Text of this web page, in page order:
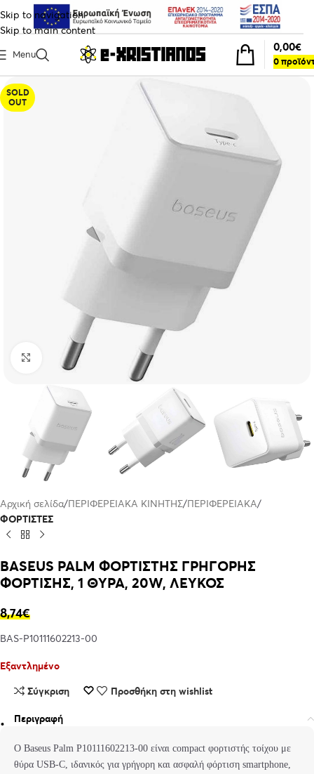
Skip to navigation
Skip to main content
Menu
0
0,00€
SOLD
OUT
Click to enlarge
Αρχική σελίδα ΠΕΡΙΦΕΡΕΙΑΚΑ ΚΙΝΗΤΗΣ ΠΕΡΙΦΕΡΕΙΑΚΑ
ΦΟΡΤΙΣΤΕΣ
BASEUS PALM ΦΟΡΤΙΣΤΗΣ ΓΡΗΓΟΡΗΣ
ΦΟΡΤΙΣΗΣ, 1 ΘΥΡΑ, 20W, ΛΕΥΚΟΣ
8,74€
BAS-P10111602213-00
Εξαντλημένο
Σύγκριση
Προσθήκη στη wishlist
Περιγραφή
Ο Baseus Palm P10111602213-00 είναι compact φορτιστής τοίχου με
θύρα USB-C, ιδανικός για γρήγορη και ασφαλή φόρτιση smartphone,